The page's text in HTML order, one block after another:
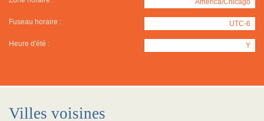
Fuseau horaire : UTC-6
Heure d'été : Y
Villes voisines